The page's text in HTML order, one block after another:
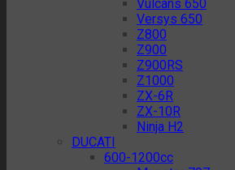
Vulcans 650
Versys 650
Z800
Z900
Z900RS
Z1000
ZX-6R
ZX-10R
Ninja H2
DUCATI
600-1200cc